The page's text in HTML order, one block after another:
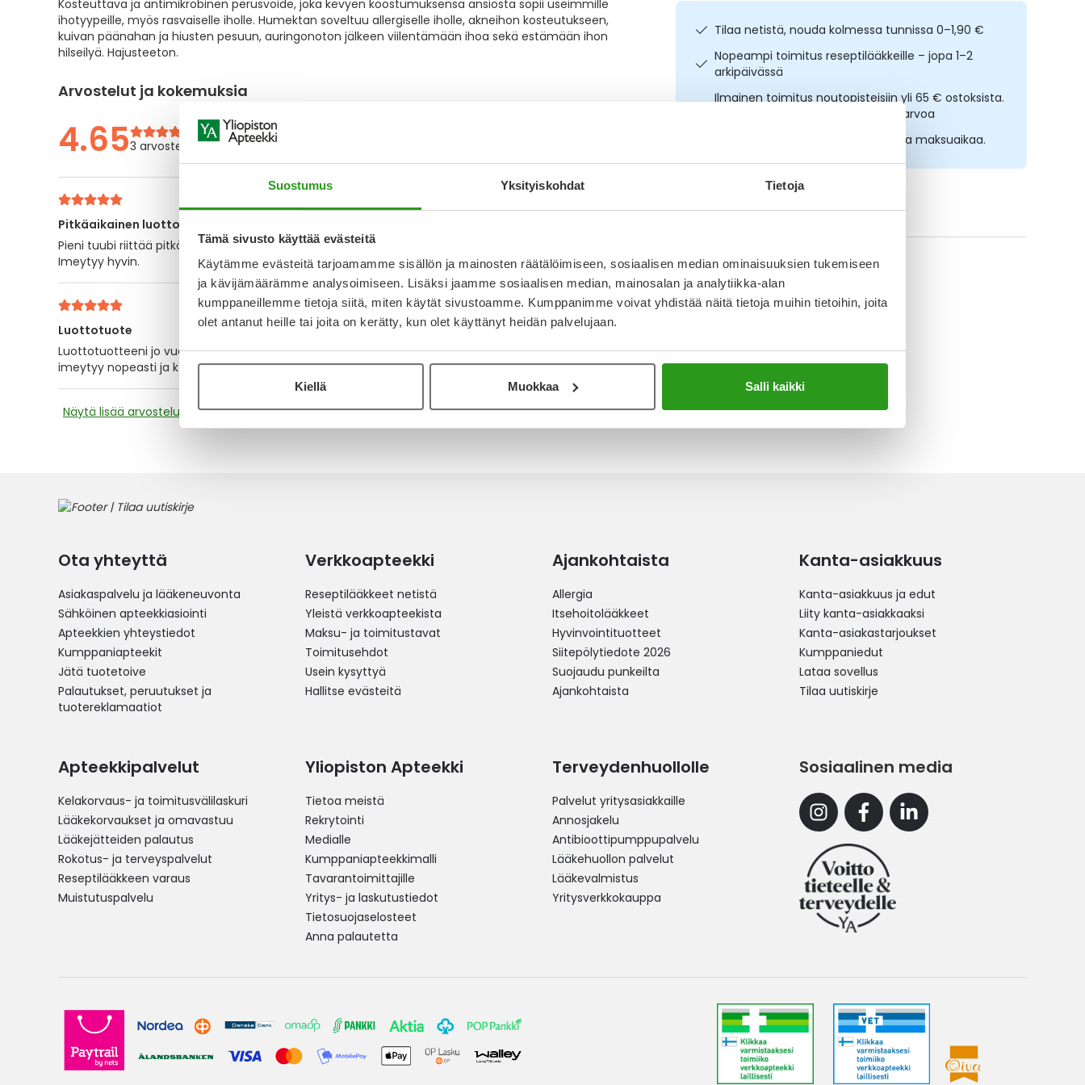
Suostumus Yksityiskohdat Tietoja
Tämä sivusto käyttää evästeitä
Käytämme evästeitä tarjoamamme sisällön ja mainosten räätälöimiseen, sosiaalisen median ominaisuuksien tukemiseen
ja kävijämäärämme analysoimiseen. Lisäksi jaamme sosiaalisen median, mainosalan ja analytiikka-alan
kumppaneillemme tietoja siitä, miten käytät sivustoamme. Kumppanimme voivat yhdistää näitä tietoja muihin tietoihin, joita
olet antanut heille tai joita on kerätty, kun olet käyttänyt heidän palvelujaan.
Kiellä Muokkaa Salli kaikki
the
images
gallery
Kosteuttava ja antimikrobinen perusvoide, joka kevyen koostumuksensa ansiosta sopii useimmille
ihotyypeille, myös rasvaiselle iholle. Humektan soveltuu allergiselle iholle, akneihon kosteutukseen,
kuivan päänahan ja hiusten pesuun, auringonoton jälkeen viilentämään ihoa sekä estämään ihon
hilseilyä. Hajusteeton.
Arvostelut ja kokemuksia
4.653 arvostelua
Pitkäaikainen luottotuote
Pieni tuubi riittää pitkään ja on helppo kuljettaa mukana. Paras perusvoide kosteuttamaan akneihoa.
Imeytyy hyvin.
31.5.2023
Luottotuote
Luottotuotteeni jo vuosia. Edullinen hinta ja loistava toimivuus. Ei jää tahmeaksi tai kiiltäväksi kasvoilla,
imeytyy nopeasti ja kosteuttaa suht hyvin
Näytä lisää arvosteluja
Tilaa netistä, nouda kolmessa tunnissa 0–1,90 €
Nopeampi toimitus reseptilääkkeille – jopa 1–2
arkipäivässä
Ilmainen toimitus noutopisteisiin yli 65 € ostoksista.
Lääkkeet eivät kerrytä ostoskorin arvoa
Osta nyt, saat 45 päivää korotonta maksuaikaa.
Katso kaikki Humektan-tuotteet
Ota yhteyttä
Asiakaspalvelu ja lääkeneuvonta
Sähköinen apteekkiasiointi
Apteekkien yhteystiedot
Kumppaniapteekit
Jätä tuotetoive
Palautukset, peruutukset ja
tuotereklamaatiot
Verkkoapteekki
Reseptilääkkeet netistä
Yleistä verkkoapteekista
Maksu- ja toimitustavat
Toimitusehdot
Usein kysyttyä
Hallitse evästeitä
Ajankohtaista
Allergia
Itsehoitolääkkeet
Hyvinvointituotteet
Siitepölytiedote 2026
Suojaudu punkeilta
Ajankohtaista
Kanta-asiakkuus
Kanta-asiakkuus ja edut
Liity kanta-asiakkaaksi
Kanta-asiakastarjoukset
Kumppaniedut
Lataa sovellus
Tilaa uutiskirje
Apteekkipalvelut
Kelakorvaus- ja toimitusvälilaskuri
Lääkekorvaukset ja omavastuu
Lääkejätteiden palautus
Rokotus- ja terveyspalvelut
Reseptilääkkeen varaus
Muistutuspalvelu
Yliopiston Apteekki
Tietoa meistä
Rekrytointi
Medialle
Kumppaniapteekkimalli
Tavarantoimittajille
Yritys- ja laskutustiedot
Tietosuojaselosteet
Anna palautetta
Terveydenhuollolle
Palvelut yritysasiakkaille
Annosjakelu
Antibioottipumppupalvelu
Lääkehuollon palvelut
Lääkevalmistus
Yritysverkkokauppa
Sosiaalinen media
InstagramFacebookLinkedin